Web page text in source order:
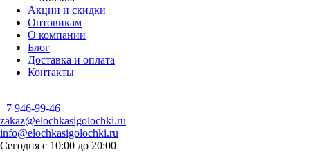
Акции и скидки
Оптовикам
О компании
Блог
Доставка и оплата
Контакты
+7 946-99-46
zakaz@elochkasigolochki.ru
info@elochkasigolochki.ru
Сегодня с 10:00 до 20:00